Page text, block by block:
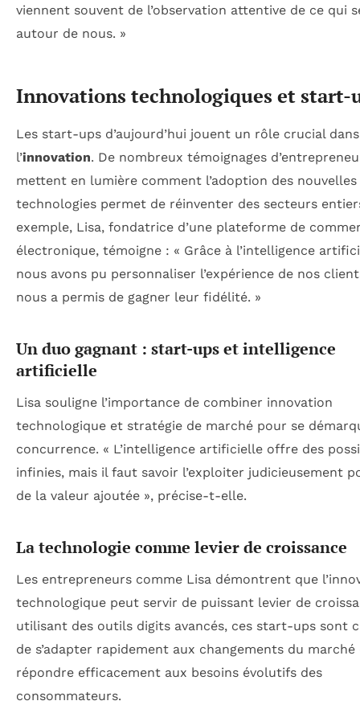
viennent souvent de l’observation attentive de ce qui
autour de nous. »
Innovations technologiques et start-
Les start-ups d’aujourd’hui jouent un rôle crucial dans
l’innovation. De nombreux témoignages
mettent en lumière comment l’adoption des nouvelles
technologies permet de réinventer des secteurs
exemple, Lisa, fondatrice d’une plateforme de
électronique, témoigne : « Grâce à l’intelligence
nous avons pu personnaliser l’expérience de nos
nous a permis de gagner leur fidélité. »
Un duo gagnant : start-ups et intelligence
artificielle
Lisa souligne l’importance de combiner innovation
technologique et stratégie de marché pour se
concurrence. « L’intelligence artificielle offre des
infinies, mais il faut savoir l’exploiter judicieusement
de la valeur ajoutée », précise-t-elle.
La technologie comme levier de croissance
Les entrepreneurs comme Lisa démontrent que
technologique peut servir de puissant levier de
utilisant des outils digits avancés, ces start-ups sont
de s’adapter rapidement aux changements du marché
répondre efficacement aux besoins évolutifs des
consommateurs.